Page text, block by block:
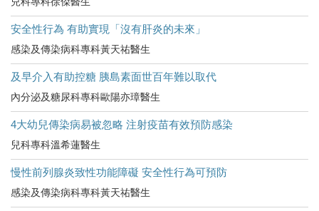
安全性行為 有助實現「沒有肝炎的未來」
感染及傳染病科專科黃天祐醫生
及早介入有助控糖 胰島素面世百年難以取代
內分泌及糖尿科專科歐陽亦璋醫生
4大幼兒傳染病易被忽略 注射疫苗有效預防感染
兒科專科溫希蓮醫生
慢性前列腺炎致性功能障礙 安全性行為可預防
感染及傳染病科專科黃天祐醫生